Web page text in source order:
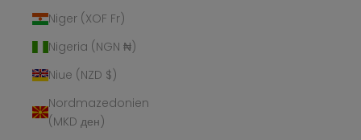
Niger (XOF Fr)
Nigeria (NGN ₦)
Niue (NZD $)
Nordmazedonien
(MKD ден)